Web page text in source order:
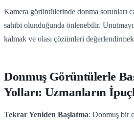
Kamera görüntülerinde donma sorunları
sahibi olunduğunda önlenebilir.
kalmak ve olası çözümleri değerlendirmek
Donmuş Görüntülerle
Yolları: Uzmanların
Tekrar Yeniden Başlatma: Donmuş bir